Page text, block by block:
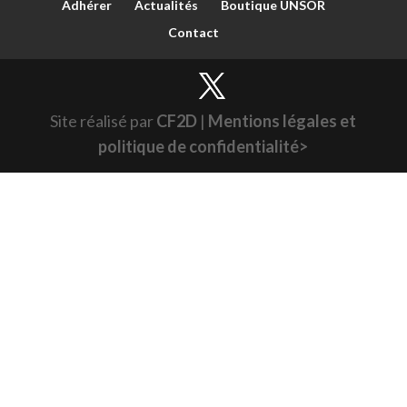
Adhérer Actualités
Boutique UNSOR
Contact
Site réalisé parCF2D | Mentions légales et
politique de confidentialité>